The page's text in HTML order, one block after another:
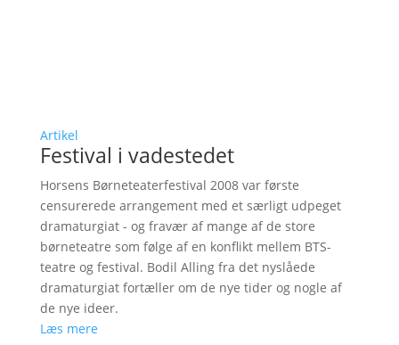
Artikel
Festival i vadestedet
Horsens Børneteaterfestival 2008 var første
censurerede arrangement med et særligt udpeget
dramaturgiat - og fravær af mange af de store
børneteatre som følge af en konflikt mellem BTS-
teatre og festival. Bodil Alling fra det nyslåede
dramaturgiat fortæller om de nye tider og nogle af
de nye ideer.
Læs mere